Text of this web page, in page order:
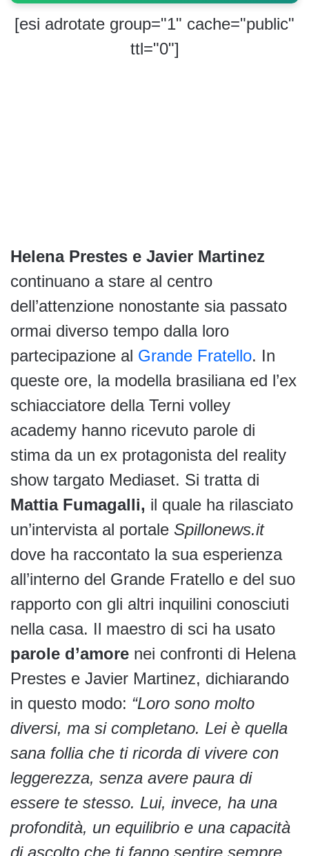
[esi adrotate group="1" cache="public"
ttl="0"]
Helena Prestes e Javier Martinez
continuano a stare al centro
dell’attenzione nonostante sia passato
ormai diverso tempo dalla loro
partecipazione al Grande Fratello. In
queste ore, la modella brasiliana ed l’ex
schiacciatore della Terni volley
academy hanno ricevuto parole di
stima da un ex protagonista del reality
show targato Mediaset. Si tratta di
Mattia Fumagalli, il quale ha rilasciato
un’intervista al portale Spillonews.it
dove ha raccontato la sua esperienza
all’interno del Grande Fratello e del suo
rapporto con gli altri inquilini conosciuti
nella casa. Il maestro di sci ha usato
parole d’amore nei confronti di Helena
Prestes e Javier Martinez, dichiarando
in questo modo: “Loro sono molto
diversi, ma si completano. Lei è quella
sana follia che ti ricorda di vivere con
leggerezza, senza avere paura di
essere te stesso. Lui, invece, ha una
profondità, un equilibrio e una capacità